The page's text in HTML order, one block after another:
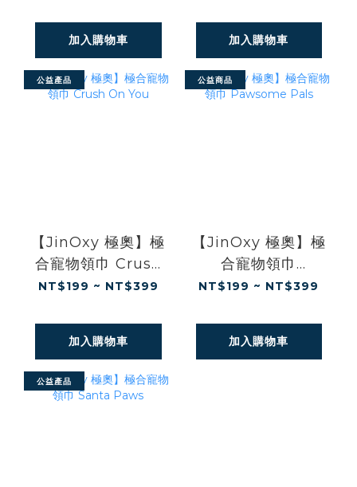
加入購物車 加入購物車
公益產品
【JinOxy 極奧】極
合寵物領巾 Crush
On You
NT$199 ~ NT$399
加入購物車
公益商品
【JinOxy 極奧】極
合寵物領巾
Pawsome Pals
NT$199 ~ NT$399
加入購物車
公益產品